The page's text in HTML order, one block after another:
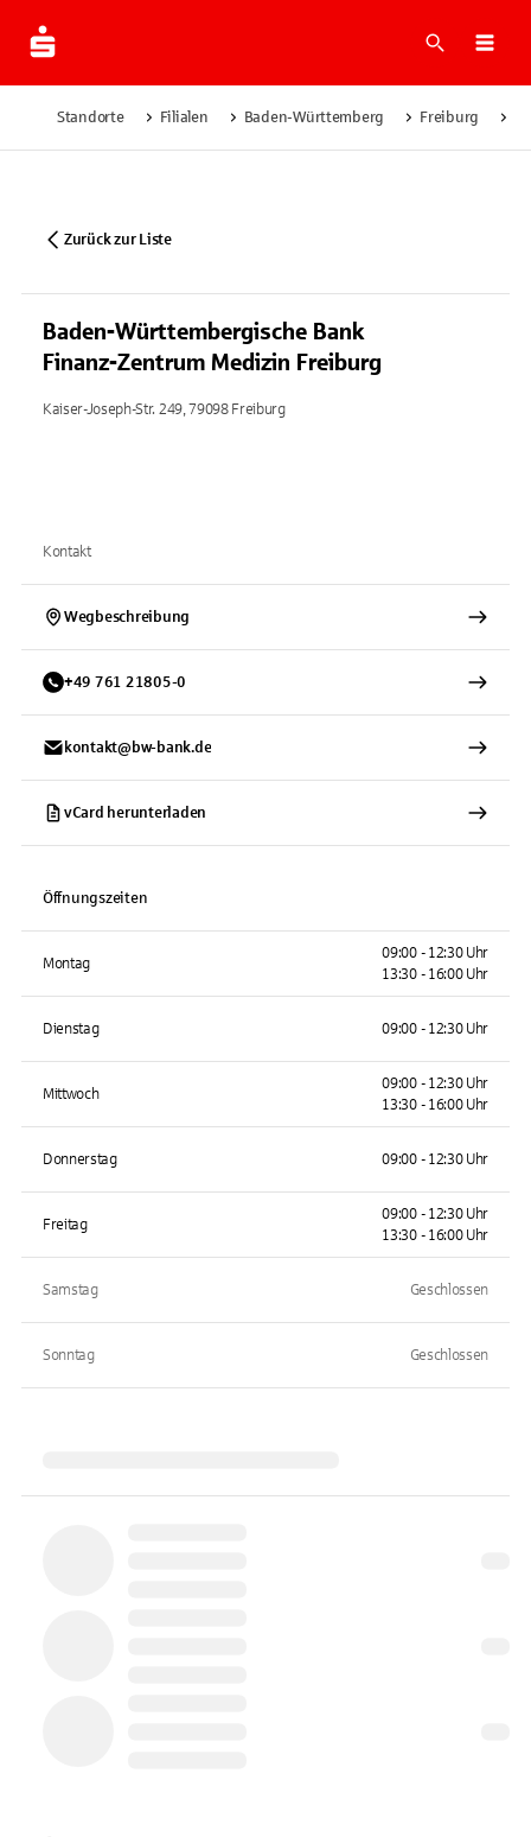
Suche
Standorte Filialen Baden-Württemberg Freiburg
Zurück zur Liste
Baden-Württembergische Bank
Finanz-Zentrum Medizin Freiburg
Kaiser-Joseph-Str. 249, 79098 Freiburg
Kontakt
Wegbeschreibung
+49 761 21805-0
kontakt@bw-bank.de
vCard herunterladen
Öffnungszeiten
Montag
09:00 - 12:30 Uhr
13:30 - 16:00 Uhr
Dienstag 09:00 - 12:30 Uhr
Mittwoch
09:00 - 12:30 Uhr
13:30 - 16:00 Uhr
Donnerstag 09:00 - 12:30 Uhr
Freitag
09:00 - 12:30 Uhr
13:30 - 16:00 Uhr
Samstag Geschlossen
Sonntag Geschlossen